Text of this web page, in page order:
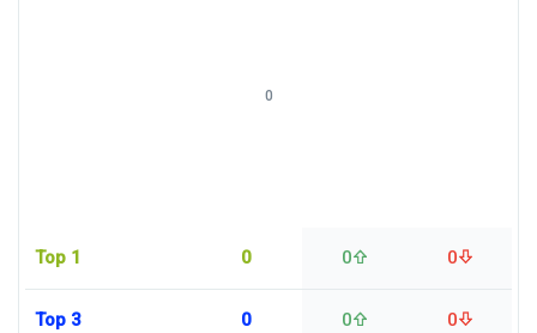
Top 1 0 0 0
Top 3 0 0 0
0